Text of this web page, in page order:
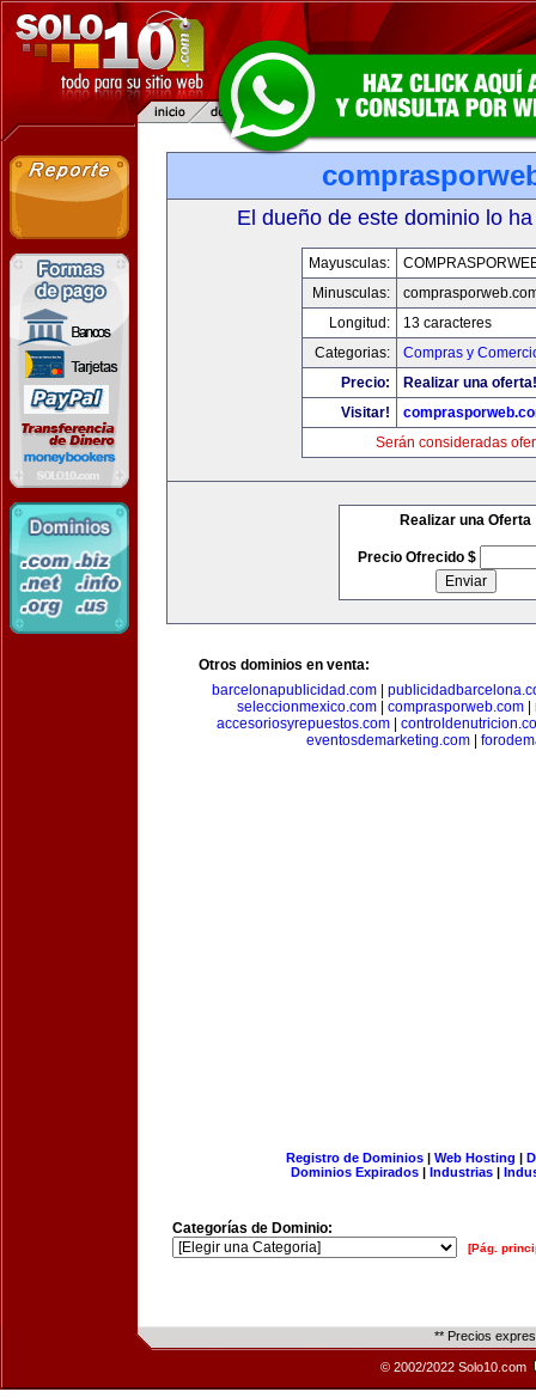
El dueño de este dominio lo
Mayusculas:
Minusculas:
Longitud:
13 caracteres
Categorias:
Compras y
Precio:
Realizar una oferta!
Visitar!
Serán consideradas
Realizar una Oferta
Precio Ofrecido $
Otros dominios en venta:
barcelonapublicidad.com|
seleccionmexico.com| comprasporweb.com|
accesoriosyrepuestos.com
eventosdemarketing.com|
Registro de Dominios| Web Hosting |
Dominios Expirados | Industrias |
Categorías de Dominio:
[Pág.
** Precios
© 2002/2022 Solo10.com